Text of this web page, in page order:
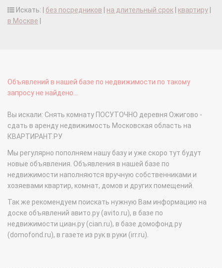
Искать: | без посредников на длительный срок квартиру
в Москве
Объявлений в нашей базе по недвижимости по такому
запросу не найдено...
Вы искали: Снять комнату ПОСУТОЧНО деревня Ожигово -
сдать в аренду недвижимость Московская область на
КВАРТИРАНТ.РУ
Мы регулярно пополняем нашу базу и уже скоро тут будут
новые объявления. Объявления в нашей базе по
недвижимости наполняются вручную собственниками и
хозяевами квартир, комнат, домов и других помещений.
Так же рекомендуем поискать нужную Вам информацию на
доске объявлений авито.ру (avito.ru), в базе по
недвижимости циан.ру (cian.ru), в базе домофонд.ру
(domofond.ru), в газете из рук в руки (irr.ru).